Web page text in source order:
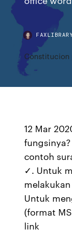
Constitucion
12 Mar
contoh
✓. Untuk
Untuk
(format
link